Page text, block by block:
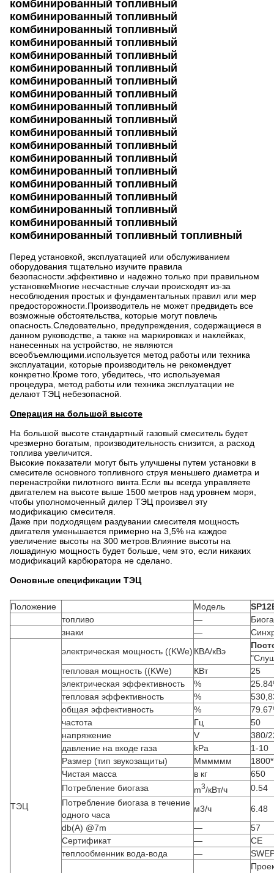
комбинированный топливный
комбинированный топливный
комбинированный топливный
комбинированный топливный
комбинированный топливный
комбинированный топливный
комбинированный топливный
комбинированный топливный
комбинированный топливный
комбинированный топливный
комбинированный топливный
комбинированный топливный
комбинированный топливный
комбинированный топливный
комбинированный топливный
комбинированный топливный
комбинированный топливный
комбинированный топливный
комбинированный топливный топливный
Перед установкой, эксплуатацией или обслуживанием
оборудования тщательно изучите правила
безопасности.эффективно и надежно только при правильном
установкеМногие несчастные случаи происходят из-за
несоблюдения простых и фундаментальных правил или мер
предосторожности.Производитель не может предвидеть все
возможные обстоятельства, которые могут повлечь
опасность.Следовательно, предупреждения, содержащиеся в
данном руководстве, а также на маркировках и наклейках,
нанесенных на устройство, не являются
всеобъемлющими.используется метод работы или техника
эксплуатации, которые производитель не рекомендует
конкретно.Кроме того, убедитесь, что используемая
процедура, метод работы или техника эксплуатации не
делают ТЭЦ небезопасной.
Операция на большой высоте
На большой высоте стандартный газовый смеситель будет
чрезмерно богатым, производительность снизится, а расход
топлива увеличится.
Высокие показатели могут быть улучшены путем установки в
смесителе основного топливного струя меньшего диаметра и
перенастройки пилотного винта.Если вы всегда управляете
двигателем на высоте выше 1500 метров над уровнем моря,
чтобы уполномоченный дилер ТЭЦ произвел эту
модификацию смесителя.
Даже при подходящем раздувании смесителя мощность
двигателя уменьшается примерно на 3,5% на каждое
увеличение высоты на 300 метров.Влияние высоты на
лошадиную мощность будет больше, чем это, если никаких
модификаций карбюратора не сделано.
Основные спецификации ТЭЦ
Положение Модель
топливо
—
знаки
—
ТЭЦ
электрическая мощность ((KWe) КВА/кВэ
тепловая мощность ((KWe)
КВт
25
электрическая эффективность
%
тепловая эффективность
%
общая эффективность
%
частота
Гц
50
напряжение
V
380/
давление на входе газа
kPa
1-10
Размер (тип звукозащиты)
Мммммм
Чистая масса
в кг
650
Потребление биогаза
m3/кВт/ч
0.54
Потребление биогаза в течение
одного часа
м3/ч
6.48
db(A) @7m
—
57
Сертификат
—
CE
теплообменник вода-вода
—